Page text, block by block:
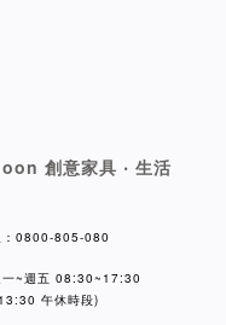
創意家具 ‧ 生活
：0800-805-080
一~週五 08:30~17:30
午休時段)